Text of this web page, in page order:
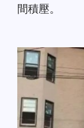
間積壓。